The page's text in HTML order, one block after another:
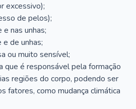
excessivo);
de pelos);
e nas unhas;
de unhas;
ou muito sensível;
que é responsável pela formação
regiões do corpo, podendo ser
fatores, como mudança climática